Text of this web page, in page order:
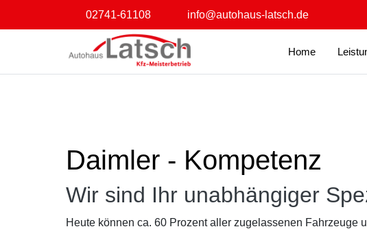
02741-61108 info@autohaus-latsch.de
Home
Daimler - Kompetenz
Wir sind Ihr unabhängiger
Heute können ca. 60 Prozent aller zugelassenen